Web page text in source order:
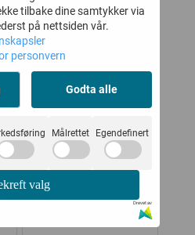
PÅ
tilbake dine samtykker via
på nettsiden vår.
personvern
Godta alle
Målrettet Egendefinert
valg
Drevet av